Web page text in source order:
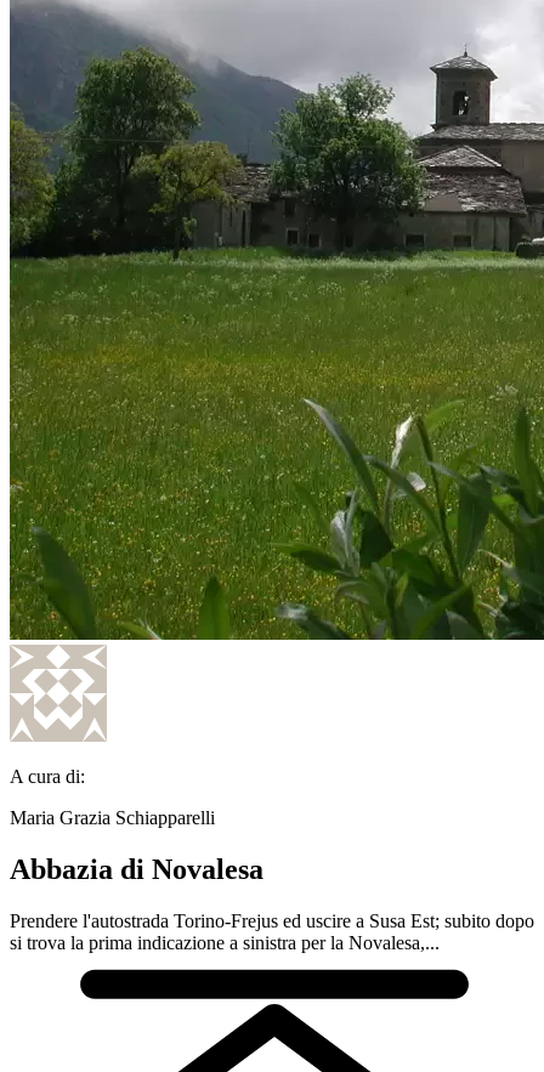
A cura di:
Maria Grazia Schiapparelli
Abbazia di Novalesa
Prendere l'autostrada Torino-Frejus ed uscire a Susa Est; subito dopo
si trova la prima indicazione a sinistra per la Novalesa,...